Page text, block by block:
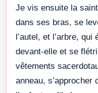
Je vis ensuite la
dans ses bras, se
l’autel, et l’arbre,
devant-elle et se
vêtements
anneau, s’approcher